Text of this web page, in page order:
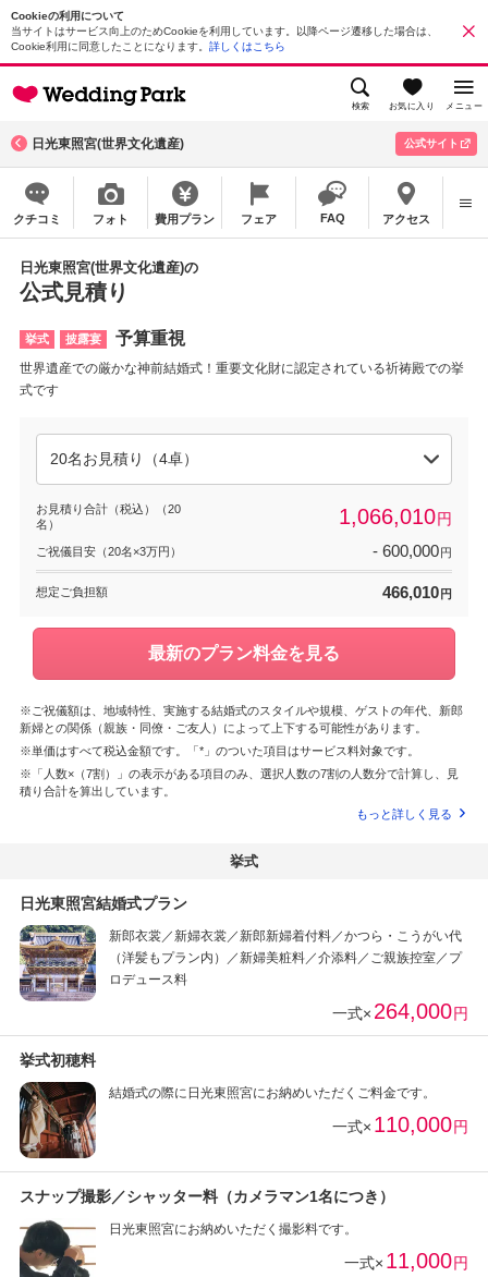
Cookieの利用について
当サイトはサービス向上のためCookieを利用しています。以降ページ遷移した場合は、
Cookie利用に同意したことになります。 詳しくはこちら
検索 お気に入り メニュー
日光東照宮(世界文化遺産) 公式サイト
クチコミ フォト 費用プラン フェア FAQ アクセス
日光東照宮(世界文化遺産)の
公式見積り
挙式 披露宴 予算重視
世界遺産での厳かな神前結婚式！重要文化財に認定されている祈祷殿での挙
式です
お見積り合計（税込）（20
名）
1,066,010円
ご祝儀目安（20名×3万円） - 600,000円
想定ご負担額 466,010 円
最新のプラン料金を見る
※ご祝儀額は、地域特性、実施する結婚式のスタイルや規模、ゲストの年代、新郎
新婦との関係（親族・同僚・ご友人）によって上下する可能性があります。
※単価はすべて税込金額です。「*」のついた項目はサービス料対象です。
※「人数×（7割）」の表示がある項目のみ、選択人数の7割の人数分で計算し、見
積り合計を算出しています。
もっと詳しく見る
挙式
日光東照宮結婚式プラン
新郎衣裳／新婦衣裳／新郎新婦着付料／かつら・こうがい代
（洋髪もプラン内）／新婦美粧料／介添料／ご親族控室／プ
ロデュース料
一式× 264,000円
挙式初穂料
結婚式の際に日光東照宮にお納めいただくご料金です。
一式× 110,000円
スナップ撮影／シャッター料（カメラマン1名につき）
日光東照宮にお納めいただく撮影料です。
一式× 11,000円